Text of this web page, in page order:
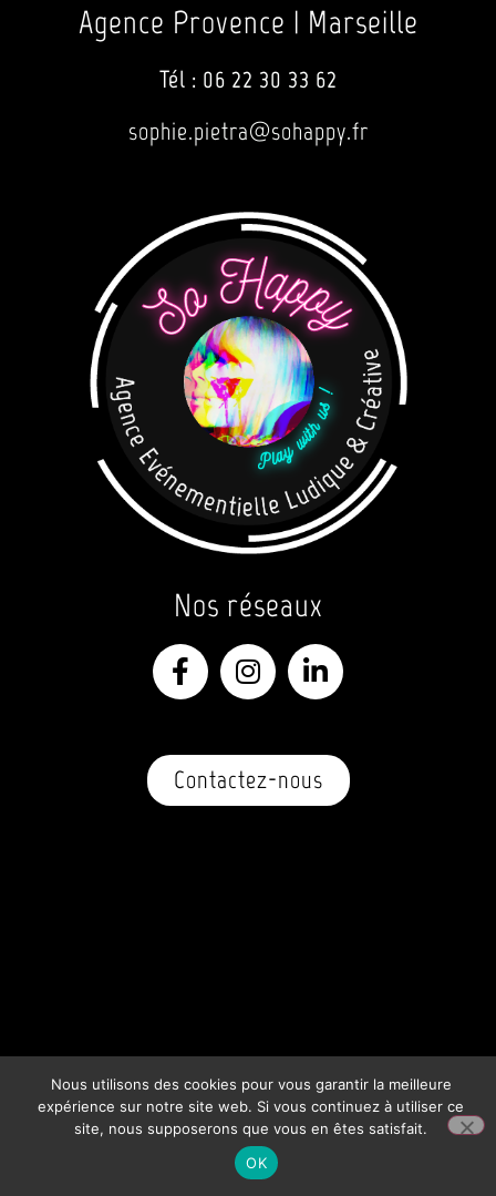
Agence Provence | Marseille
Tél : 06 22 30 33 62
sophie.pietra@sohappy.fr
Nos réseaux
Contactez-nous
© 2026, So Happy – Tous Droits Réservés
Mentions Légales
Nous utilisons des cookies pour vous garantir la meilleure
expérience sur notre site web. Si vous continuez à utiliser ce
site, nous supposerons que vous en êtes satisfait.
OK